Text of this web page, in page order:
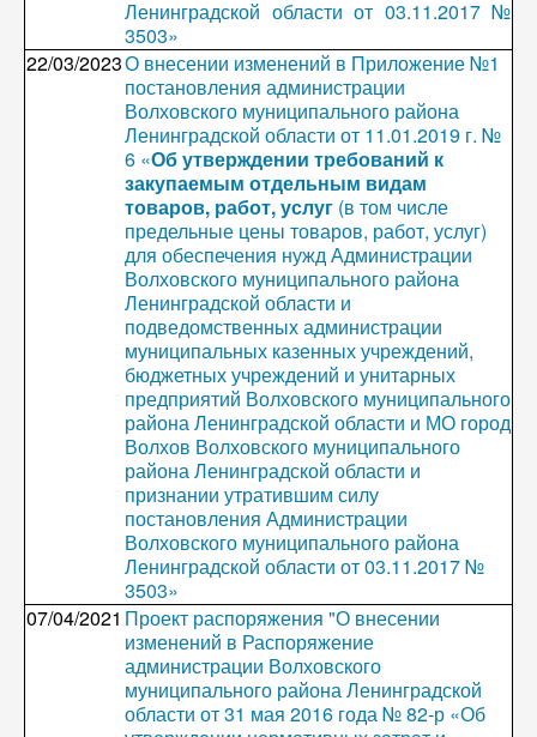
Ленинградской области от 03.11.2017 №
3503»
22/03/2023О внесении изменений в Приложение №1
постановления администрации
Волховского муниципального района
Ленинградской области от 11.01.2019 г. №
6 «Об утверждении требований к
закупаемым отдельным видам
товаров, работ, услуг (в том числе
предельные цены товаров, работ, услуг)
для обеспечения нужд Администрации
Волховского муниципального района
Ленинградской области и
подведомственных администрации
муниципальных казенных учреждений,
бюджетных учреждений и унитарных
предприятий Волховского муниципального
района Ленинградской области и МО город
Волхов Волховского муниципального
района Ленинградской области и
признании утратившим силу
постановления Администрации
Волховского муниципального района
Ленинградской области от 03.11.2017 №
3503»
07/04/2021 Проект распоряжения "О внесении
изменений в Распоряжение
администрации Волховского
муниципального района Ленинградской
области от 31 мая 2016 года № 82-р «Об